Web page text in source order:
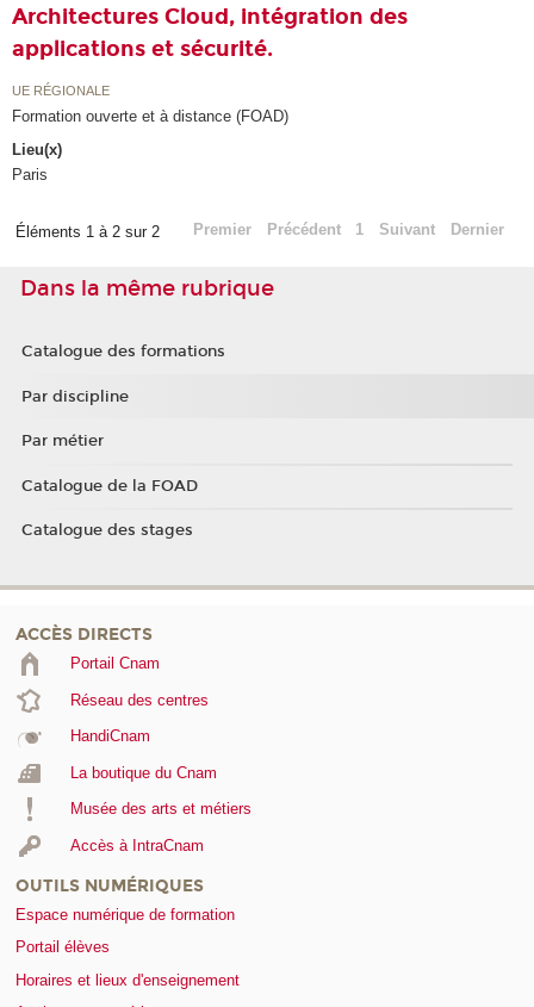
Architectures Cloud, intégration des
applications et sécurité.
UE RÉGIONALE
Formation ouverte et à distance (FOAD)
Lieu(x)
Paris
Éléments 1 à 2 sur 2 Premier Précédent 1 Suivant Dernier
Dans la même rubrique
Catalogue des formations
Par discipline
Par métier
Catalogue de la FOAD
Catalogue des stages
ACCÈS DIRECTS
Portail Cnam
Réseau des centres
HandiCnam
La boutique du Cnam
Musée des arts et métiers
Accès à IntraCnam
OUTILS NUMÉRIQUES
Espace numérique de formation
Portail élèves
Horaires et lieux d'enseignement